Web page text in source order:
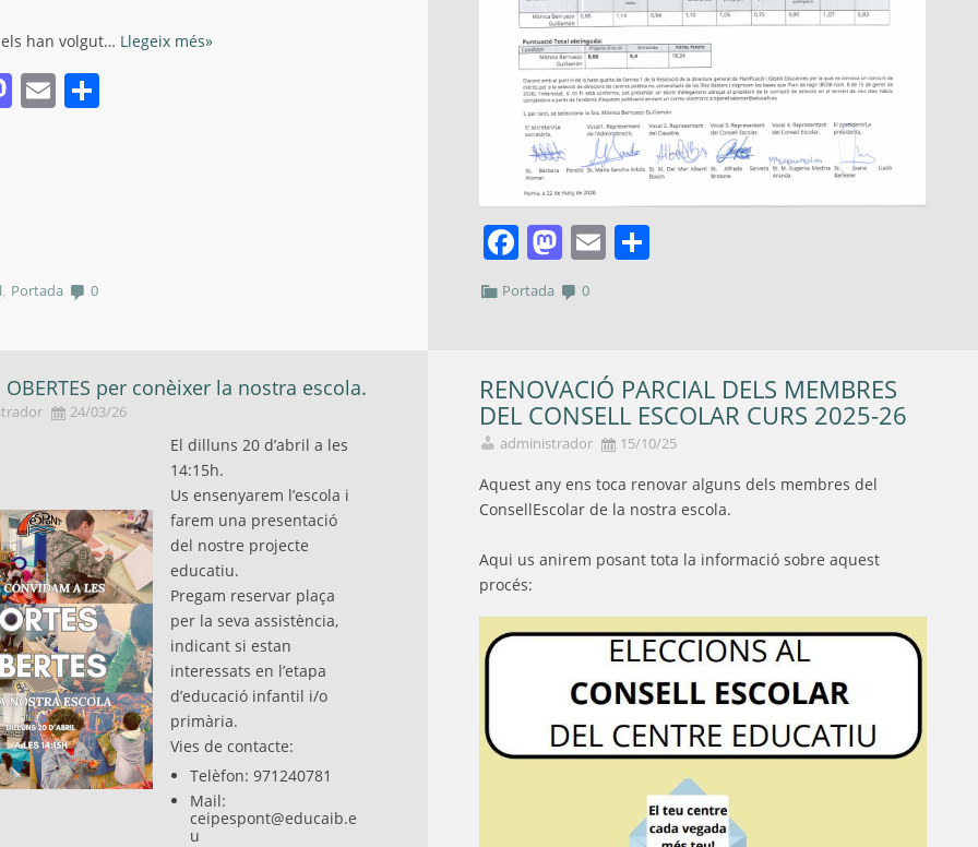
han volgut… Llegeix més»
Mastodon
Email
, Portada 0
Facebook
Mastodon
Email
Portada 0
OBERTES per conèixer la nostra escola.
24/03/26
El dilluns 20 d’abril a les
14:15h.
Us ensenyarem l’escola i
farem una presentació
del nostre projecte
educatiu.
Pregam reservar plaça
per la seva assistència,
indicant si estan
interessats en l’etapa
d’educació infantil i/o
primària.
Vies de contacte:
Telèfon: 971240781
Mail:
ceipespont@educaib.e
u
RENOVACIÓ PARCIAL DELS MEMBRES
DEL CONSELL ESCOLAR CURS 2025-26
administrador 15/10/25
Aquest any ens toca renovar alguns dels membres del
ConsellEscolar de la nostra escola.
Aqui us anirem posant tota la informació sobre aquest
procés: